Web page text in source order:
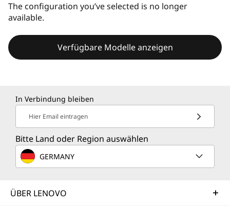
The configuration you’ve selected is no longer
available.
Verfügbare Modelle anzeigen
In Verbindung bleiben
Hier Email eintragen
Bitte Land oder Region auswählen
GERMANY
ÜBER LENOVO